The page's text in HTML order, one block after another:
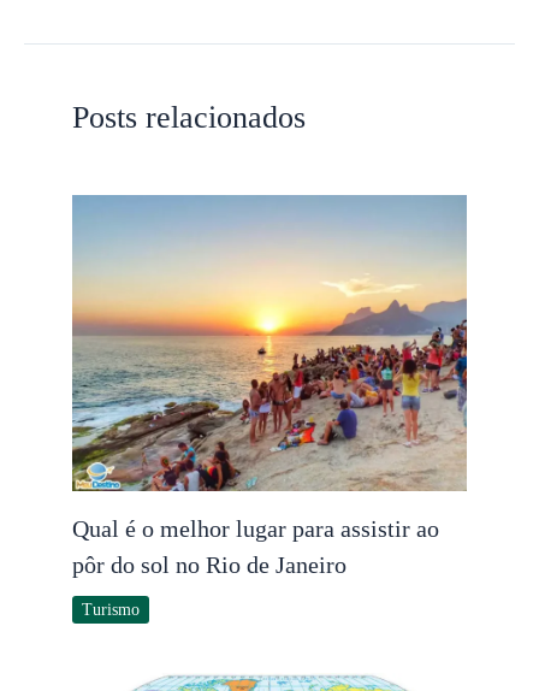
Posts relacionados
Qual é o melhor lugar para assistir ao
pôr do sol no Rio de Janeiro
Turismo